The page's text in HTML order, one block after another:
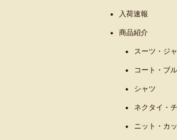
入荷速報
商品紹介
スーツ・ジ
コート・ブ
シャツ
ネクタイ・
ニット・カ